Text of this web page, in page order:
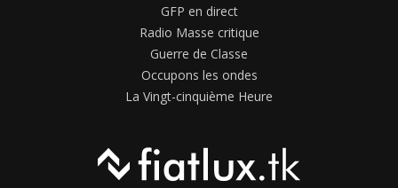
GFP en direct
Radio Masse critique
Guerre de Classe
Occupons les ondes
La Vingt-cinquième Heure